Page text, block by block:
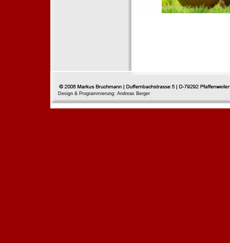
Design & Programmierung: Andreas Berger